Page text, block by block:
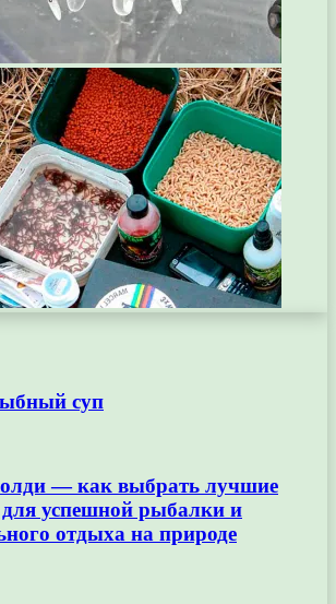
суп
— как выбрать лучшие
успешной рыбалки и
отдыха на природе